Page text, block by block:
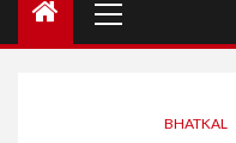
BHATKAL